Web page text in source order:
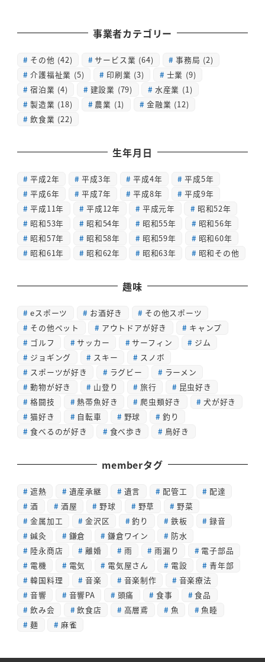
事業者カテゴリー
その他 (42) サービス業 (64) 事務局 (2)
介護福祉業 (5) 印刷業 (3) 士業 (9)
宿泊業 (4) 建設業 (79) 水産業 (1)
製造業 (18) 農業 (1) 金融業 (12)
飲食業 (22)
生年月日
平成2年 平成3年 平成4年
平成5年
平成6年
平成7年 平成8年
平成9年
平成11年
平成12年 平成元年
昭和52年
昭和53年
昭和54年 昭和55年
昭和56年
昭和57年
昭和58年 昭和59年
昭和60年
昭和61年
昭和62年 昭和63年 昭和その他
趣味
eスポーツ お酒好き
その他スポーツ
その他ペット
アウトドアが好き
キャンプ
ゴルフ
サッカー サーフィン
ジム
ジョギング
スキー
スノボ
スポーツが好き
ラグビー
ラーメン
動物が好き
山登り 旅行
昆虫好き
格闘技
熱帯魚好き 爬虫類好き
犬が好き
猫好き
自転車 野球
釣り
食べるのが好き
食べ歩き 鳥好き
memberタグ
遮熱 遺産承継 遺言 配管工
配達
酒
酒屋 野球 野草
野菜
金属加工
金沢区 釣り 鉄板
録音
鍼灸
鎌倉 鎌倉ワイン
防水
陸永商店
離婚 雨 雨漏り
電子部品
電機
電気 電気屋さん 電設
青年部
韓国料理
音楽 音楽制作
音楽療法
音響
音響PA 頭痛 食事
食品
飲み会
飲食店 高層鳶 魚
魚睦
麺
麻雀